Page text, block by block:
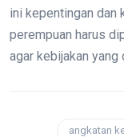
ini kepentingan dan
perempuan harus
agar kebijakan
angkatan